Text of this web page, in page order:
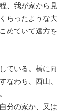
、我が家から見
らったような大
めていて遠方を
ている。橋に向
なわち、西山、
分の家か、又は